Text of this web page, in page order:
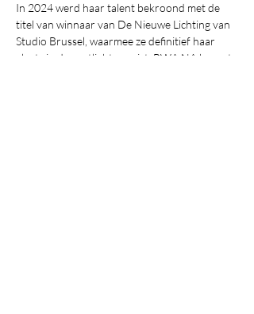
In 2024 werd haar talent bekroond met de
titel van winnaar van De Nieuwe Lichting van
Studio Brussel, waarmee ze definitief haar
plaats in de spotlights opeist. BWA NA brengt